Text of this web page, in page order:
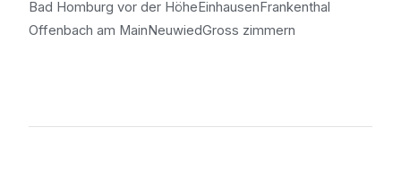
Bad Homburg vor der HöheEinhausenFrankenthal
Offenbach am MainNeuwiedGross zimmern